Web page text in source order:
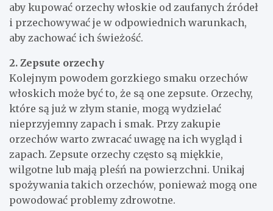
aby kupować orzechy włoskie od zaufanych źródeł
i przechowywać je w odpowiednich warunkach,
aby zachować ich świeżość.
2. Zepsute orzechy
Kolejnym powodem gorzkiego smaku orzechów
włoskich może być to, że są one zepsute. Orzechy,
które są już w złym stanie, mogą wydzielać
nieprzyjemny zapach i smak. Przy zakupie
orzechów warto zwracać uwagę na ich wygląd i
zapach. Zepsute orzechy często są miękkie,
wilgotne lub mają pleśń na powierzchni. Unikaj
spożywania takich orzechów, ponieważ mogą one
powodować problemy zdrowotne.